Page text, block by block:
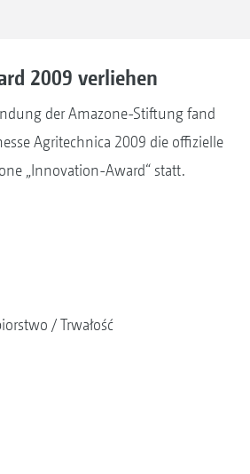
2009 verliehen
der Amazone-Stiftung fand
Agritechnica 2009 die offizielle
„Innovation-Award“ statt.
Trwałość